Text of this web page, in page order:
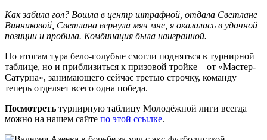
Как забила гол? Вошла в центр штрафной, отдала Светлане
Винниковой, Светлана вернула мяч мне, я оказалась в удачной
позиции и пробила. Комбинация была наигранной.
По итогам тура бело-голубые смогли подняться в турнирной
таблице, но и приблизиться к призовой тройке – от «Мастер-
Сатурна», занимающего сейчас третью строчку, команду
теперь отделяет всего одна победа.
Посмотреть турнирную таблицу Молодёжной лиги всегда
можно на нашем сайте по этой ссылке.